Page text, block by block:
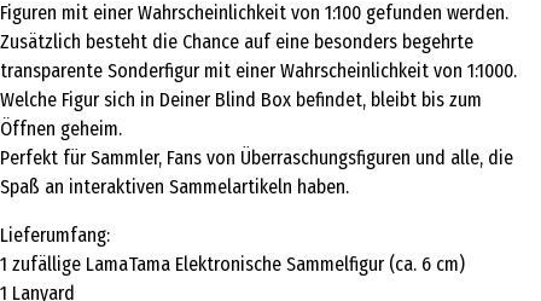
Figuren mit einer Wahrscheinlichkeit von 1:100 gefunden werden.
Zusätzlich besteht die Chance auf eine besonders begehrte
transparente Sonderfigur mit einer Wahrscheinlichkeit von 1:1000.
Welche Figur sich in Deiner Blind Box befindet, bleibt bis zum
Öffnen geheim.
Perfekt für Sammler, Fans von Überraschungsfiguren und alle, die
Spaß an interaktiven Sammelartikeln haben.
Lieferumfang:
1 zufällige LamaTama Elektronische Sammelfigur (ca. 6 cm)
1 Lanyard